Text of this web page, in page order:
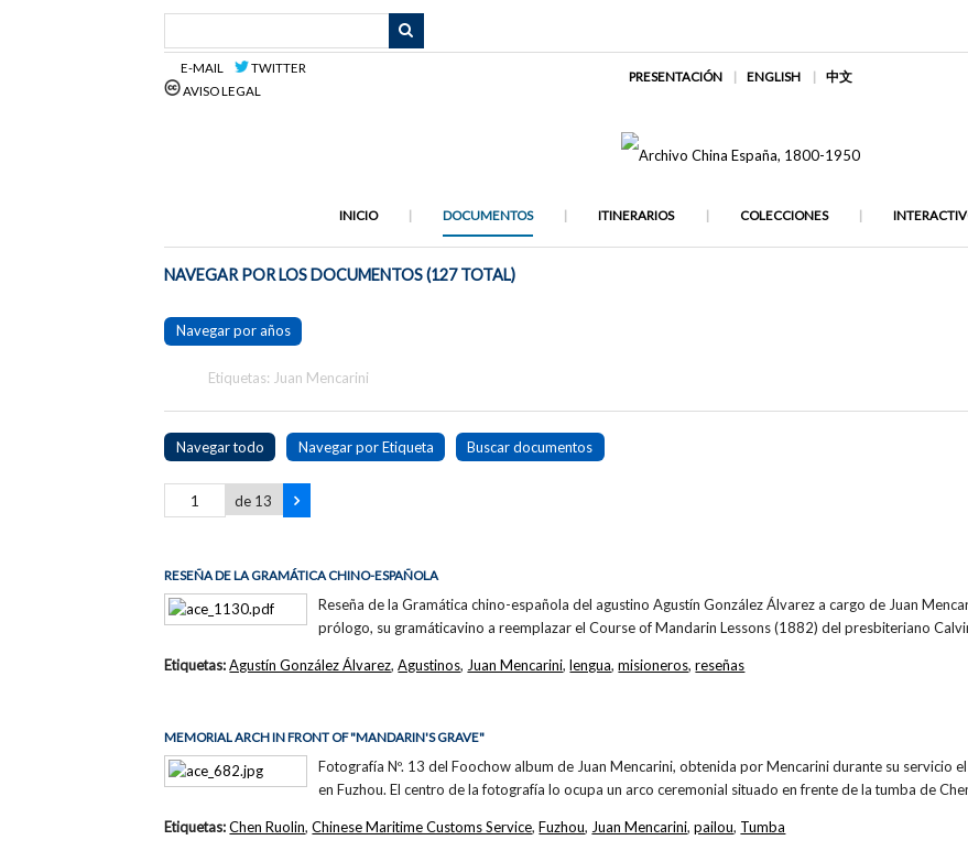
E-MAIL
TWITTER
AVISO LEGAL
PRESENTACIÓN ENGLISH 中文
INICIO DOCUMENTOS ITINERARIOS COLECCIONES
NAVEGAR POR LOS DOCUMENTOS (127 TOTAL)
Navegar por años
Etiquetas: Juan Mencarini
Navegar todo Navegar por Etiqueta Buscar documentos
de 13
RESEÑA DE LA GRAMÁTICA CHINO-ESPAÑOLA
Reseña de la Gramática chino-española del agustino Agustín González Álvarez a cargo de Juan
prólogo, su gramáticavino a reemplazar el Course of Mandarin Lessons (1882) del presbiteriano
Etiquetas:Agustín González Álvarez,Agustinos, Juan Mencarini,lengua,misioneros,reseñas
MEMORIAL ARCH IN FRONT OF "MANDARIN'S GRAVE"
Fotografía Nº. 13 del Foochow album de Juan Mencarini, obtenida por Mencarini durante su servicio
en Fuzhou. El centro de la fotografía lo ocupa un arco ceremonial situado en frente de la tumba de
Etiquetas:Chen Ruolin,Chinese Maritime Customs Service,Fuzhou, Juan Mencarini,pailou, Tumba